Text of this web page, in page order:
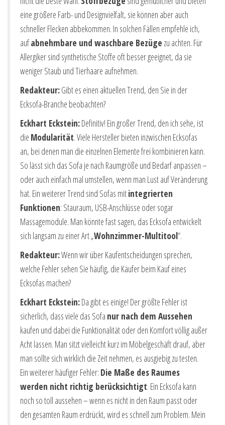
eine größere Farb- und Designvielfalt, sie können aber auch
schneller Flecken abbekommen. In solchen Fällen empfehle ich,
aufabnehmbare und waschbare Bezüge zu achten. Für
Allergiker sind synthetische Stoffe oft besser geeignet, da sie
weniger Staub und Tierhaare aufnehmen.
Redakteur:Gibt es einen aktuellen Trend, den Sie in der
Ecksofa-Branche beobachten?
Eckhart Eckstein:Definitiv! Ein großer Trend, den ich sehe, ist
die Modularität. Viele Hersteller bieten inzwischen Ecksofas
an, bei denen man die einzelnen Elemente frei kombinieren kann.
So lässt sich das Sofa je nach Raumgröße und Bedarf anpassen –
oder auch einfach mal umstellen, wenn man Lust auf Veränderung
hat. Ein weiterer Trend sind Sofas mitintegrierten
Funktionen: Stauraum, USB-Anschlüsse oder sogar
Massagemodule. Man könnte fast sagen, das Ecksofa entwickelt
sich langsam zu einer Art „Wohnzimmer-Multitool“.
Redakteur:Wenn wir über Kaufentscheidungen sprechen,
welche Fehler sehen Sie häufig, die Käufer beim Kauf eines
Ecksofas machen?
Eckhart Eckstein:Da gibt es einige! Der größte Fehler ist
sicherlich, dass viele das Sofa nur nach dem Aussehen
kaufen und dabei die Funktionalität oder den Komfort völlig außer
Acht lassen. Man sitzt vielleicht kurz im Möbelgeschäft drauf, aber
man sollte sich wirklich die Zeit nehmen, es ausgiebig zu testen.
Ein weiterer häufiger Fehler: Die Maße des Raumes
werden nicht richtig berücksichtigt. Ein Ecksofa kann
noch so toll aussehen – wenn es nicht in den Raum passt oder
den gesamten Raum erdrückt, wird es schnell zum Problem. Mein